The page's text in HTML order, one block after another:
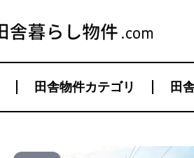
田舎物件カテゴリ 田